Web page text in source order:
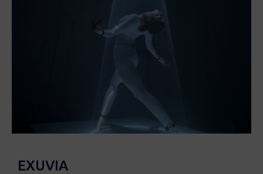
EXUVIA